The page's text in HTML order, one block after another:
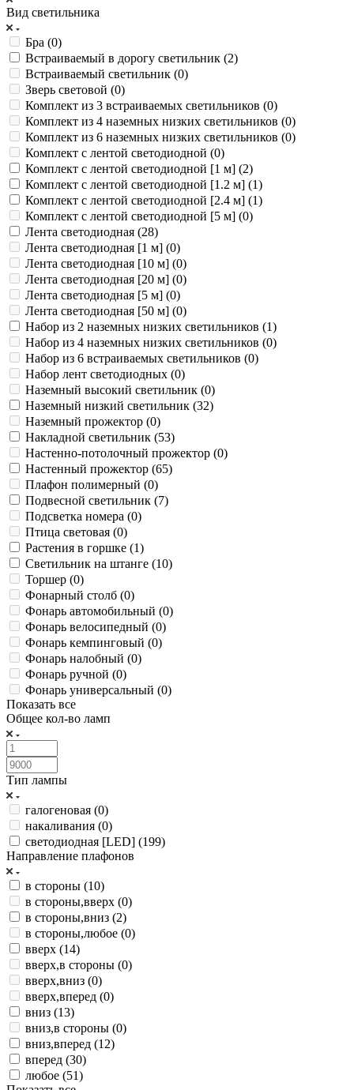
Вид светильника
Бра (0)
Встраиваемый в дорогу светильник (2)
Встраиваемый светильник (0)
Зверь световой (0)
Комплект из 3 встраиваемых светильников (0)
Комплект из 4 наземных низких светильников (0)
Комплект из 6 наземных низких светильников (0)
Комплект с лентой светодиодной (0)
Комплект с лентой светодиодной [1 м] (2)
Комплект с лентой светодиодной [1.2 м] (1)
Комплект с лентой светодиодной [2.4 м] (1)
Комплект с лентой светодиодной [5 м] (0)
Лента светодиодная (28)
Лента светодиодная [1 м] (0)
Лента светодиодная [10 м] (0)
Лента светодиодная [20 м] (0)
Лента светодиодная [5 м] (0)
Лента светодиодная [50 м] (0)
Набор из 2 наземных низких светильников (1)
Набор из 4 наземных низких светильников (0)
Набор из 6 встраиваемых светильников (0)
Набор лент светодиодных (0)
Наземный высокий светильник (0)
Наземный низкий светильник (32)
Наземный прожектор (0)
Накладной светильник (53)
Настенно-потолочный прожектор (0)
Настенный прожектор (65)
Плафон полимерный (0)
Подвесной светильник (7)
Подсветка номера (0)
Птица световая (0)
Растения в горшке (1)
Светильник на штанге (10)
Торшер (0)
Фонарный столб (0)
Фонарь автомобильный (0)
Фонарь велосипедный (0)
Фонарь кемпинговый (0)
Фонарь налобный (0)
Фонарь ручной (0)
Фонарь универсальный (0)
Показать все
Общее кол-во ламп
Тип лампы
галогеновая (0)
накаливания (0)
светодиодная [LED] (199)
Направление плафонов
в стороны (10)
в стороны,вверх (0)
в стороны,вниз (2)
в стороны,любое (0)
вверх (14)
вверх,в стороны (0)
вверх,вниз (0)
вверх,вперед (0)
вниз (13)
вниз,в стороны (0)
вниз,вперед (12)
вперед (30)
любое (51)